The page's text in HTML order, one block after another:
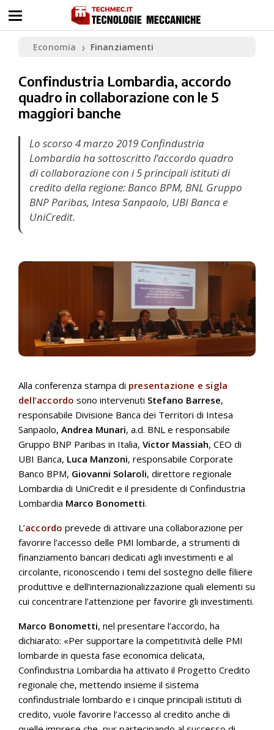
Economia ❯ Finanziamenti
Confindustria Lombardia, accordo
quadro in collaborazione con le 5
maggiori banche
Lo scorso 4 marzo 2019 Confindustria
Lombardia ha sottoscritto l’accordo quadro
di collaborazione con i 5 principali istituti di
credito della regione: Banco BPM, BNL Gruppo
BNP Paribas, Intesa Sanpaolo, UBI Banca e
UniCredit.
Alla conferenza stampa di presentazione e sigla
dell’accordo sono intervenuti Stefano Barrese,
responsabile Divisione Banca dei Territori di Intesa
Sanpaolo, Andrea Munari, a.d. BNL e responsabile
Gruppo BNP Paribas in Italia, Victor Massiah, CEO di
UBI Banca, Luca Manzoni, responsabile Corporate
Banco BPM, Giovanni Solaroli, direttore regionale
Lombardia di UniCredit e il presidente di Confindustria
Lombardia Marco Bonometti.
L’accordo prevede di attivare una collaborazione per
favorire l’accesso delle PMI lombarde, a strumenti di
finanziamento bancari dedicati agli investimenti e al
circolante, riconoscendo i temi del sostegno delle filiere
produttive e dell’internazionalizzazione quali elementi su
cui concentrare l’attenzione per favorire gli investimenti.
Marco Bonometti, nel presentare l’accordo, ha
dichiarato: «Per supportare la competitività delle PMI
lombarde in questa fase economica delicata,
Confindustria Lombardia ha attivato il Progetto Credito
regionale che, mettendo insieme il sistema
confindustriale lombardo e i cinque principali istituti di
credito, vuole favorire l’accesso al credito anche di